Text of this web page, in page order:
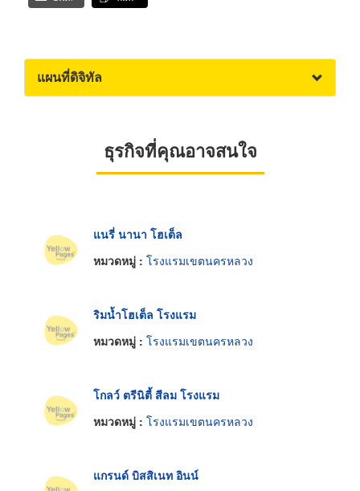
แผนที่ดิจิทัล
ธุรกิจที่คุณอาจสนใจ
แนรี่ นานา โฮเต็ล
หมวดหมู่ : โรงแรมเขตนครหลวง
ริมน้ำโฮเต็ล โรงแรม
หมวดหมู่ : โรงแรมเขตนครหลวง
โกลว์ ตรีนิตี้ สีลม โรงแรม
หมวดหมู่ : โรงแรมเขตนครหลวง
แกรนด์ บิสสิเนท อินน์